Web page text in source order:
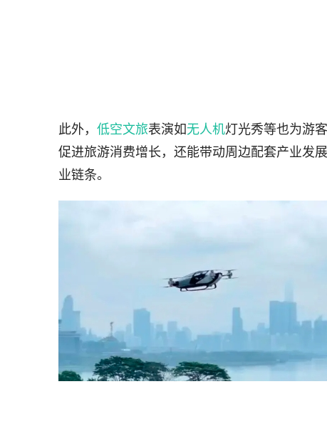
此外， 低空文旅表演如无人机灯光秀等也为游
促进旅游消费增长，还能带动周边配套产业发
业链条。